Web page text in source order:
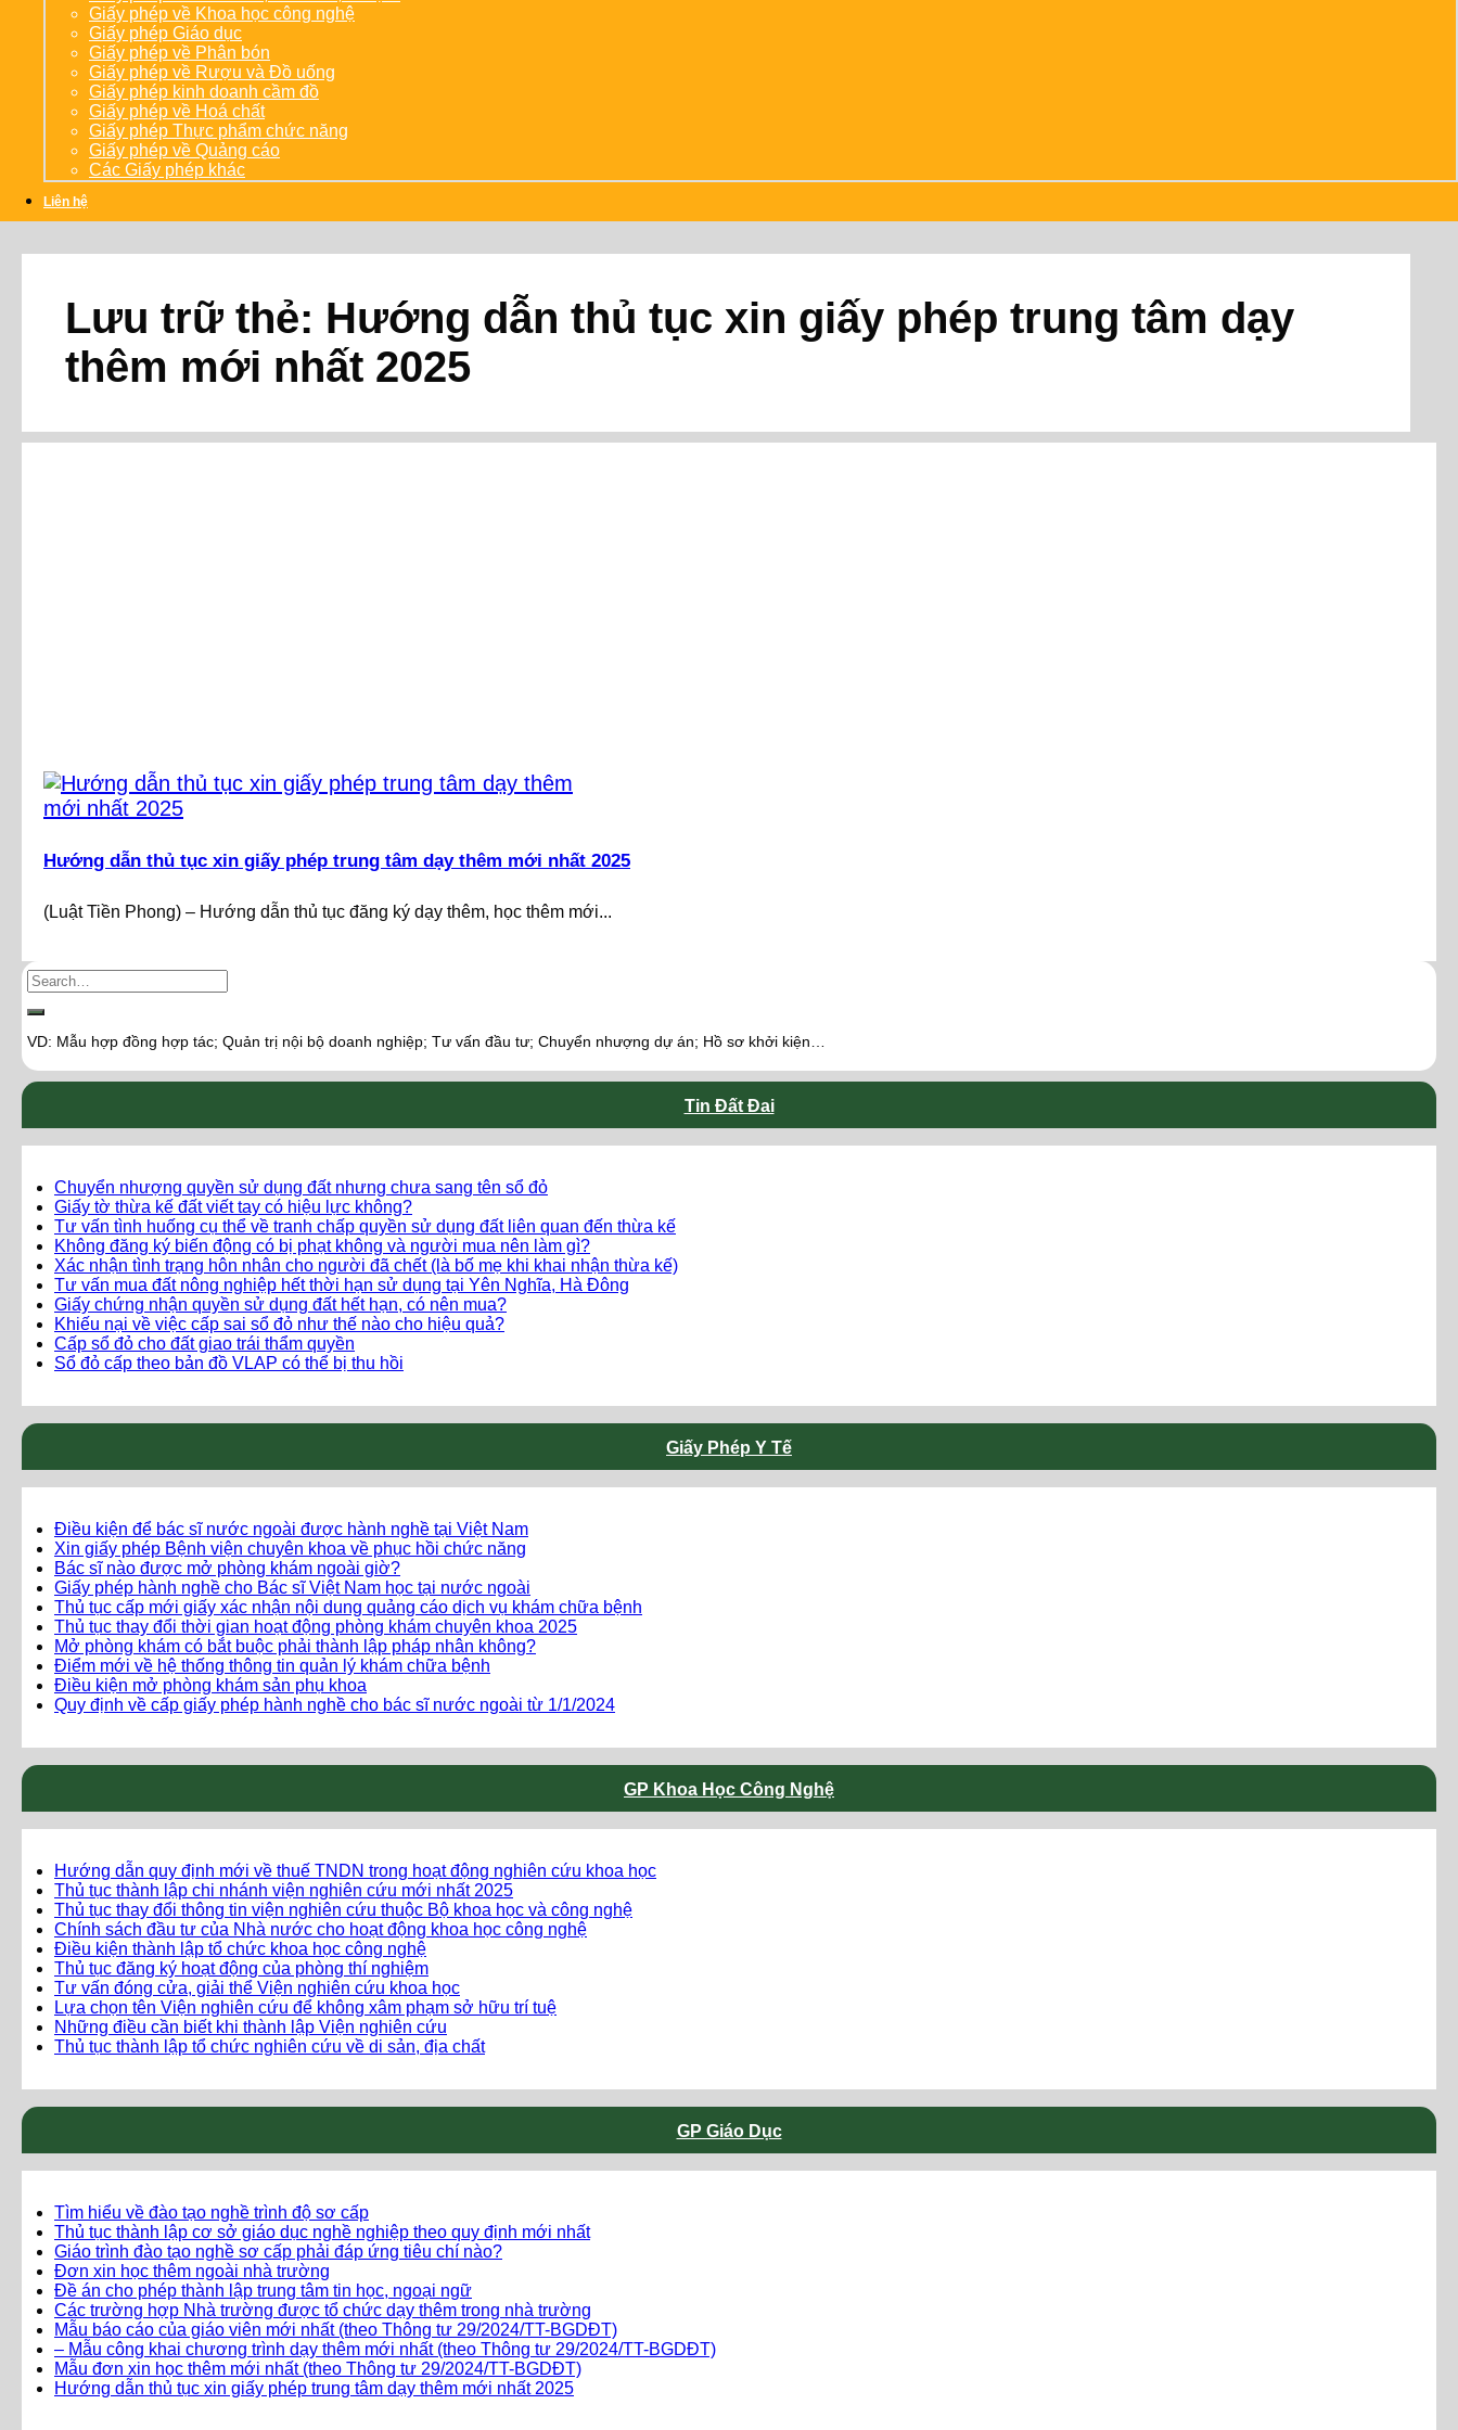
Giấy phép về Khoa học công nghệ
Giấy phép Giáo dục
Giấy phép về Phân bón
Giấy phép về Rượu và Đồ uống
Giấy phép kinh doanh cầm đồ
Giấy phép về Hoá chất
Giấy phép Thực phẩm chức năng
Giấy phép về Quảng cáo
Các Giấy phép khác
Liên hệ
Lưu trữ thẻ: Hướng dẫn thủ tục xin giấy phép trung tâm dạy
thêm mới nhất 2025
Hướng dẫn thủ tục xin giấy phép trung tâm dạy thêm mới nhất 2025
(Luật Tiền Phong) – Hướng dẫn thủ tục đăng ký dạy thêm, học thêm mới...
VD: Mẫu hợp đồng hợp tác; Quản trị nội bộ doanh nghiệp; Tư vấn đầu tư; Chuyển nhượng dự án; Hồ sơ khởi kiện…
Tin Đất Đai
Chuyển nhượng quyền sử dụng đất nhưng chưa sang tên sổ đỏ
Giấy tờ thừa kế đất viết tay có hiệu lực không?
Tư vấn tình huống cụ thể về tranh chấp quyền sử dụng đất liên quan đến thừa kế
Không đăng ký biến động có bị phạt không và người mua nên làm gì?
Xác nhận tình trạng hôn nhân cho người đã chết (là bố mẹ khi khai nhận thừa kế)
Tư vấn mua đất nông nghiệp hết thời hạn sử dụng tại Yên Nghĩa, Hà Đông
Giấy chứng nhận quyền sử dụng đất hết hạn, có nên mua?
Khiếu nại về việc cấp sai sổ đỏ như thế nào cho hiệu quả?
Cấp sổ đỏ cho đất giao trái thẩm quyền
Sổ đỏ cấp theo bản đồ VLAP có thể bị thu hồi
Giấy Phép Y Tế
Điều kiện để bác sĩ nước ngoài được hành nghề tại Việt Nam
Xin giấy phép Bệnh viện chuyên khoa về phục hồi chức năng
Bác sĩ nào được mở phòng khám ngoài giờ?
Giấy phép hành nghề cho Bác sĩ Việt Nam học tại nước ngoài
Thủ tục cấp mới giấy xác nhận nội dung quảng cáo dịch vụ khám chữa bệnh
Thủ tục thay đổi thời gian hoạt động phòng khám chuyên khoa 2025
Mở phòng khám có bắt buộc phải thành lập pháp nhân không?
Điểm mới về hệ thống thông tin quản lý khám chữa bệnh
Điều kiện mở phòng khám sản phụ khoa
Quy định về cấp giấy phép hành nghề cho bác sĩ nước ngoài từ 1/1/2024
GP Khoa Học Công Nghệ
Hướng dẫn quy định mới về thuế TNDN trong hoạt động nghiên cứu khoa học
Thủ tục thành lập chi nhánh viện nghiên cứu mới nhất 2025
Thủ tục thay đổi thông tin viện nghiên cứu thuộc Bộ khoa học và công nghệ
Chính sách đầu tư của Nhà nước cho hoạt động khoa học công nghệ
Điều kiện thành lập tổ chức khoa học công nghệ
Thủ tục đăng ký hoạt động của phòng thí nghiệm
Tư vấn đóng cửa, giải thể Viện nghiên cứu khoa học
Lựa chọn tên Viện nghiên cứu để không xâm phạm sở hữu trí tuệ
Những điều cần biết khi thành lập Viện nghiên cứu
Thủ tục thành lập tổ chức nghiên cứu về di sản, địa chất
GP Giáo Dục
Tìm hiểu về đào tạo nghề trình độ sơ cấp
Thủ tục thành lập cơ sở giáo dục nghề nghiệp theo quy định mới nhất
Giáo trình đào tạo nghề sơ cấp phải đáp ứng tiêu chí nào?
Đơn xin học thêm ngoài nhà trường
Đề án cho phép thành lập trung tâm tin học, ngoại ngữ
Các trường hợp Nhà trường được tổ chức dạy thêm trong nhà trường
Mẫu báo cáo của giáo viên mới nhất (theo Thông tư 29/2024/TT-BGDĐT)
– Mẫu công khai chương trình dạy thêm mới nhất (theo Thông tư 29/2024/TT-BGDĐT)
Mẫu đơn xin học thêm mới nhất (theo Thông tư 29/2024/TT-BGDĐT)
Hướng dẫn thủ tục xin giấy phép trung tâm dạy thêm mới nhất 2025